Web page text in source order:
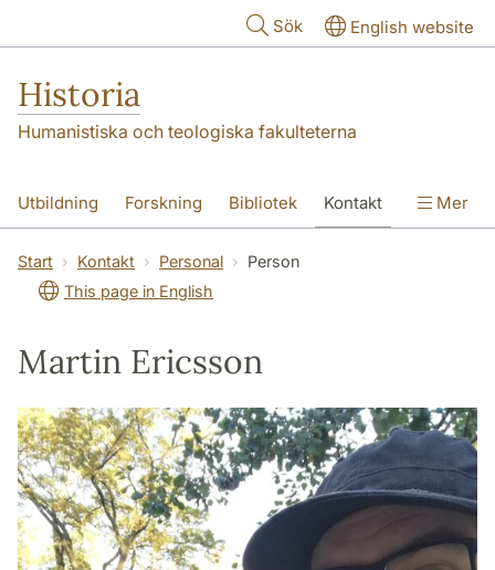
Sök English website
Historia
Humanistiska och teologiska fakulteterna
Utbildning Forskning Bibliotek Kontakt
Om oss
Mer
Start Kontakt Personal
Person
This page in English
Martin Ericsson